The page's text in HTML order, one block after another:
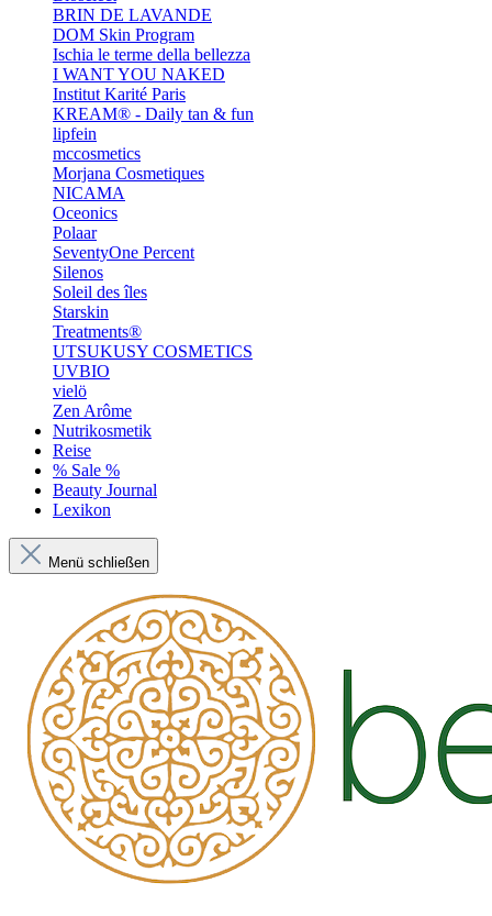
BRIN DE LAVANDE
DOM Skin Program
Ischia le terme della bellezza
I WANT YOU NAKED
Institut Karité Paris
KREAM® - Daily tan & fun
lipfein
mccosmetics
Morjana Cosmetiques
NICAMA
Oceonics
Polaar
SeventyOne Percent
Silenos
Soleil des îles
Starskin
Treatments®
UTSUKUSY COSMETICS
UVBIO
vielö
Zen Arôme
Nutrikosmetik
Reise
% Sale %
Beauty Journal
Lexikon
Menü schließen